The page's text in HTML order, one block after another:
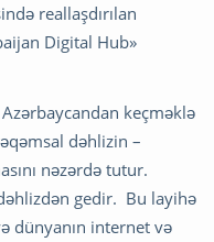
reallaşdırılan
Digital Hub»
keçməklə
dəhlizin –
nəzərdə tutur.
gedir. Bu layihə
dünyanın internet və